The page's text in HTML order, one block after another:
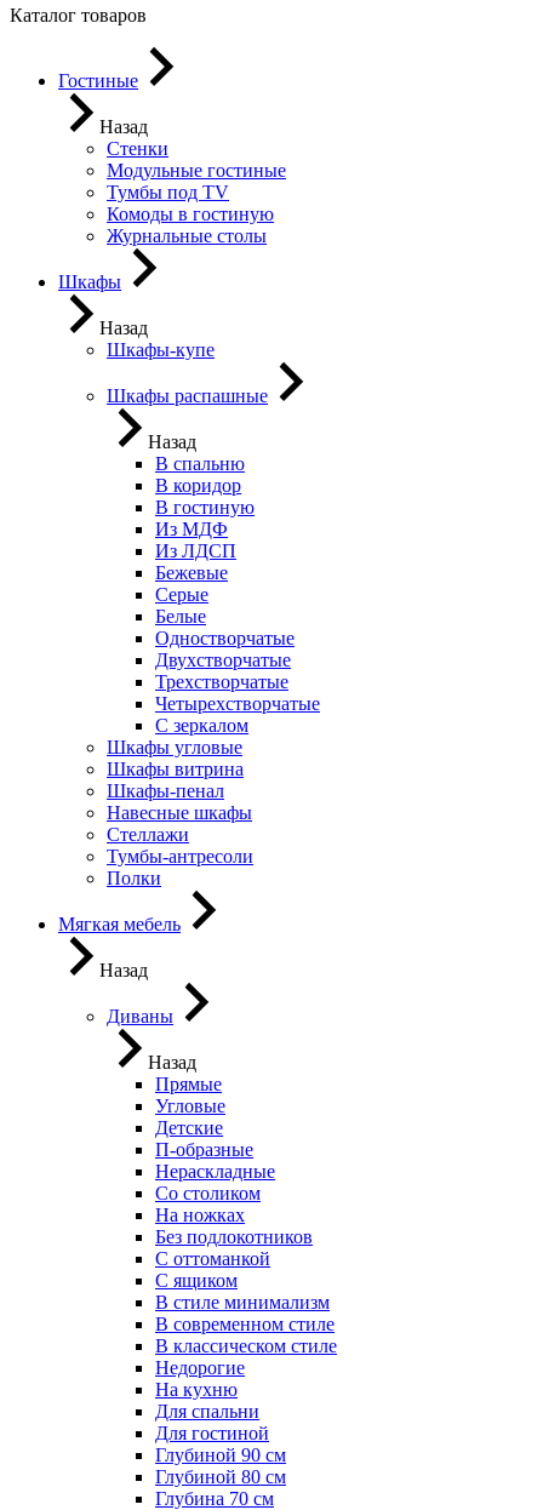
Каталог товаров
Гостиные
Назад
Стенки
Модульные гостиные
Тумбы под ТV
Комоды в гостиную
Журнальные столы
Шкафы
Назад
Шкафы-купе
Шкафы распашные
Назад
В спальню
В коридор
В гостиную
Из МДФ
Из ЛДСП
Бежевые
Серые
Белые
Одностворчатые
Двухстворчатые
Трехстворчатые
Четырехстворчатые
С зеркалом
Шкафы угловые
Шкафы витрина
Шкафы-пенал
Навесные шкафы
Стеллажи
Тумбы-антресоли
Полки
Мягкая мебель
Назад
Диваны
Назад
Прямые
Угловые
Детские
П-образные
Нераскладные
Со столиком
На ножках
Без подлокотников
С оттоманкой
С ящиком
В стиле минимализм
В современном стиле
В классическом стиле
Недорогие
На кухню
Для спальни
Для гостиной
Глубиной 90 см
Глубиной 80 см
Глубина 70 см